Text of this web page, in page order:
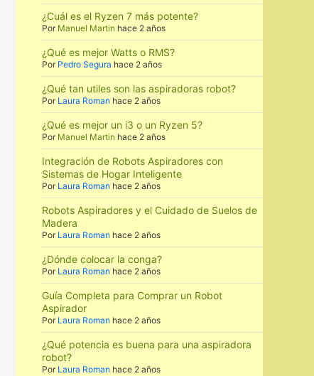
¿Cuál es el Ryzen 7 más potente?
Por Manuel Martin hace 2 años
¿Qué es mejor Watts o RMS?
Por Pedro Segura hace 2 años
¿Qué tan utiles son las aspiradoras robot?
Por Laura Roman hace 2 años
¿Qué es mejor un i3 o un Ryzen 5?
Por Manuel Martin hace 2 años
Integración de Robots Aspiradores con
Sistemas de Hogar Inteligente
Por Laura Roman hace 2 años
Robots Aspiradores y el Cuidado de Suelos de
Madera
Por Laura Roman hace 2 años
¿Dónde colocar la conga?
Por Laura Roman hace 2 años
Guía Completa para Comprar un Robot
Aspirador
Por Laura Roman hace 2 años
¿Qué potencia es buena para una aspiradora
robot?
Por Laura Roman hace 2 años